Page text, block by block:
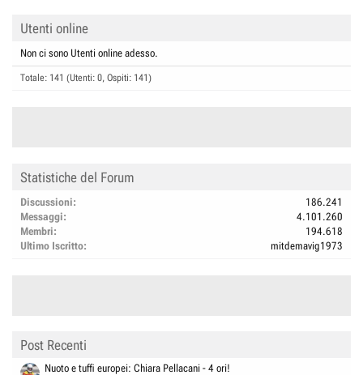
Utenti online
Non ci sono Utenti online adesso.
Totale: 141 (Utenti: 0, Ospiti: 141)
Statistiche del Forum
Discussioni
186.241
Messaggi
4.101.260
Membri
194.618
Ultimo Iscritto
mitdemavig1973
Post Recenti
Nuoto e tuffi europei: Chiara Pellacani - 4 ori!